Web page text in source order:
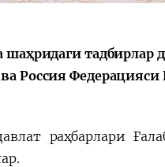
тадбирлар
Россия
раҳбарлари